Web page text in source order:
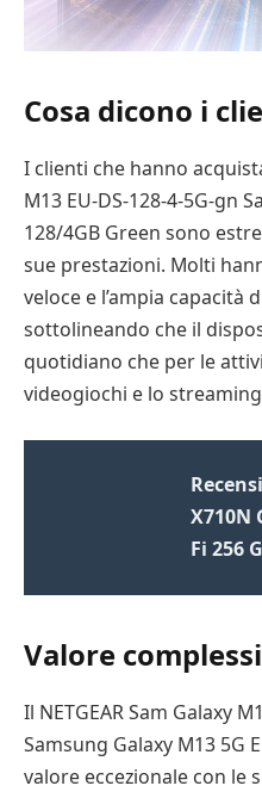
Cosa dicono i
I clienti che hanno
M13 EU-DS-128-4-5G-gn
128/4GB Green sono
sue prestazioni. Molti
veloce e l’ampia capacità
sottolineando che il
quotidiano che per le
videogiochi e lo
X710N
Fi 256
Valore
Il NETGEAR Sam Galaxy
Samsung Galaxy M13 5G
valore eccezionale con le